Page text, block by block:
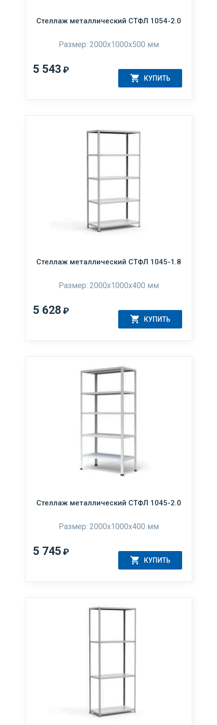
Стеллаж металлический СТФЛ 1054-2.0
Размер: 2000х1000х500 мм
5 543₽
КУПИТЬ
Стеллаж металлический СТФЛ 1045-1.8
Размер: 2000х1000х400 мм
5 628₽
КУПИТЬ
Стеллаж металлический СТФЛ 1045-2.0
Размер: 2000х1000х400 мм
5 745₽
КУПИТЬ